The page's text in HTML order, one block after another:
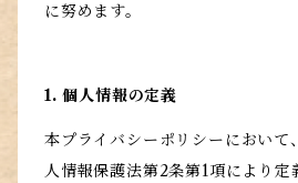
に努めます。
1. 個人情報の定義
本プライバシーポリシーにおいて
人情報保護法第2条第1項により定